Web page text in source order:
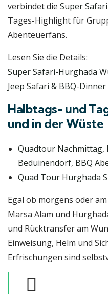
verbindet die Super Safari
Tages-Highlight für
Abenteuerfans.
Lesen Sie die Details:
Super Safari-Hurghada
Jeep Safari & BBQ-Dinner
Halbtags- und
und in der Wüste
Quadtour Nachmittag,
Beduinendorf, BBQ
Quad Tour Hurghada
Egal ob morgens oder
Marsa Alam und
und Rücktransfer am
Einweisung, Helm und
Erfrischungen sind